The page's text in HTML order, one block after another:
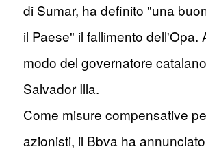
di Sumar, ha definito "una
il Paese" il fallimento dell'Opa.
modo del governatore
Salvador Illa.
Come misure compensative
azionisti, il Bbva ha